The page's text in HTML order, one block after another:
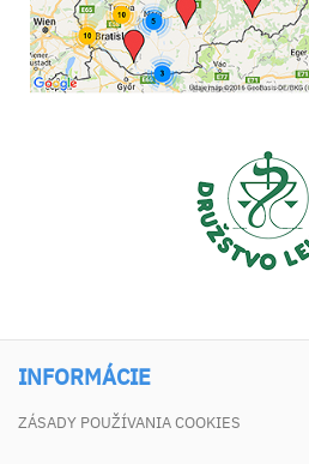
INFORMÁCIE
ZÁSADY POUŽÍVANIA COOKIES